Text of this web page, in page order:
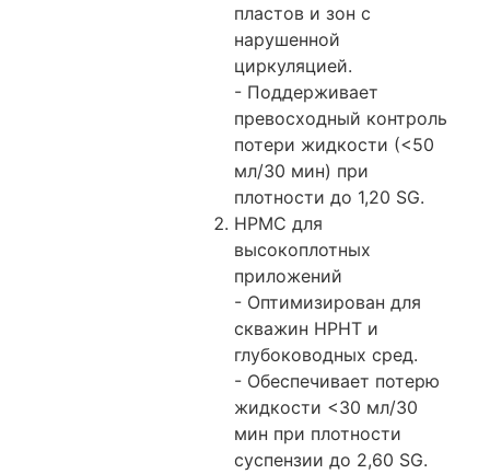
пластов и зон с
нарушенной
циркуляцией.
- Поддерживает
превосходный контроль
потери жидкости (<50
мл/30 мин) при
плотности до 1,20 SG.
HPMC для
высокоплотных
приложений
- Оптимизирован для
скважин HPHT и
глубоководных сред.
- Обеспечивает потерю
жидкости <30 мл/30
мин при плотности
суспензии до 2,60 SG.